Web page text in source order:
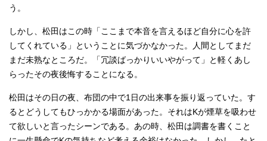
う。
しかし、松田はこの時「ここまで本音を言えるほど自分に心を許
してくれている」ということに気づかなかった。人間としてまだ
まだ未熟なところだ。「冗談ばっかりいいやがって」と軽くあし
らったその夜後悔することになる。
松田はその日の夜、布団の中で1日の出来事を振り返っていた。す
るとどうしてもひっかかる場面があった。それはKが煙草を吸わせ
て欲しいと言ったシーンである。あの時、松田は調書を書くこと